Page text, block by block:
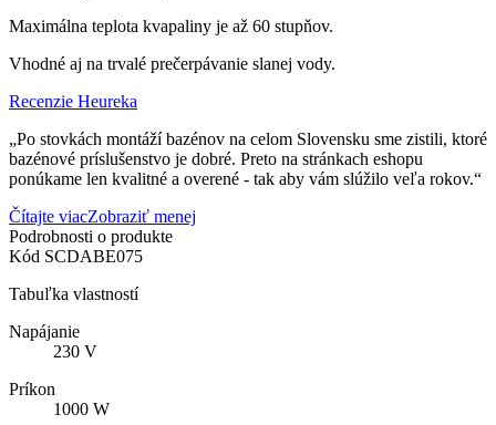
Maximálna teplota kvapaliny je až 60 stupňov.
Vhodné aj na trvalé prečerpávanie slanej vody.
Recenzie Heureka
„Po stovkách montáží bazénov na celom Slovensku sme zistili, ktoré
bazénové príslušenstvo je dobré. Preto na stránkach eshopu
ponúkame len kvalitné a overené - tak aby vám slúžilo veľa rokov.“
Čítajte viacZobraziť menej
Podrobnosti o produkte
Kód SCDABE075
Tabuľka vlastností
Napájanie
230 V
Príkon
1000 W